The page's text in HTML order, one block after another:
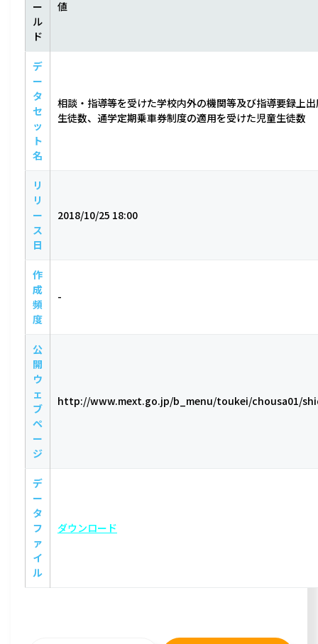
ー
ル
ド
値
デ
ー
タ
セ
ッ
ト
名
相談・指導等を受けた学校内外の機関等及び指導要録上
生徒数、通学定期乗車券制度の適用を受けた児童生徒数
リ
リ
ー
ス
日
2018/10/25 18:00
作
成
頻
度
-
公
開
ウ
ェ
ブ
ペ
ー
ジ
http://www.mext.go.jp/b_menu/toukei/chousa01/
デ
ー
タ
フ
ァ
イ
ル
ダウンロード